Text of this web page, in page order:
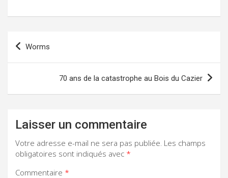
Navigation
Worms
70 ans de la catastrophe au Bois du Cazier
Laisser un commentaire
Votre adresse e-mail ne sera pas publiée. Les champs
obligatoires sont indiqués avec *
Commentaire *